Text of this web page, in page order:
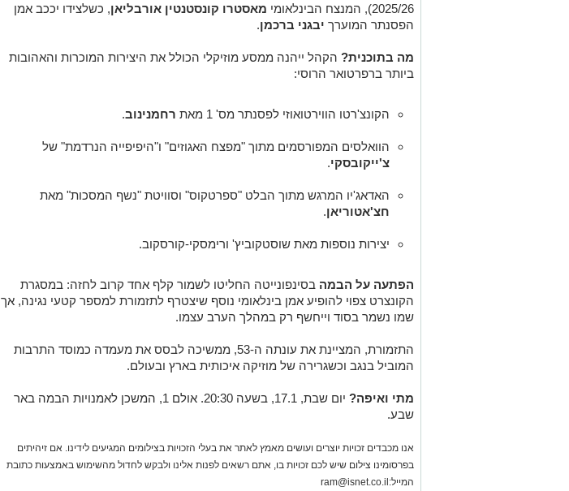
2025/26), המנצח הבינלאומי
מאסטרו קונסטנטין אורבליאן, כשלצידו יככב אמן
הפסנתר המוערך יבגני ברכמן.
מה בתוכנית? הקהל ייהנה ממסע מוזיקלי הכולל את היצירות המוכרות והאהובות
ביותר ברפרטואר הרוסי:
הקונצ'רטו הווירטואוזי לפסנתר מס' 1 מאת רחמנינוב.
הוואלסים המפורסמים מתוך "מפצח האגוזים" ו"היפיפייה הנרדמת" של
צ'ייקובסקי.
האדאג'יו המרגש מתוך הבלט "ספרטקוס" וסוויטת "נשף המסכות" מאת
חצ'אטוריאן.
יצירות נוספות מאת שוסטקוביץ' ורימסקי-קורסקוב.
הפתעה על הבמה בסינפונייטה החליטו לשמור קלף אחד קרוב לחזה: במסגרת
הקונצרט צפוי להופיע אמן בינלאומי נוסף שיצטרף לתזמורת למספר קטעי נגינה, אך
שמו נשמר בסוד וייחשף רק במהלך הערב עצמו.
התזמורת, המציינת את עונתה ה-53, ממשיכה לבסס את מעמדה כמוסד התרבות
המוביל בנגב וכשגרירה של מוזיקה איכותית בארץ ובעולם.
מתי ואיפה?
יום שבת, 17.1, בשעה 20:30. אולם 1, המשכן לאמנויות הבמה באר
שבע.
אנו מכבדים זכויות יוצרים ועושים מאמץ לאתר את בעלי הזכויות בצילומים המגיעים לידינו. אם זיהיתים
בפרסומינו צילום שיש לכם זכויות בו, אתם רשאים לפנות אלינו ולבקש לחדול מהשימוש באמצעות כתובת
המייל:ram@isnet.co.il